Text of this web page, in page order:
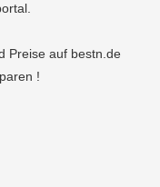
Preise auf bestn.de
!